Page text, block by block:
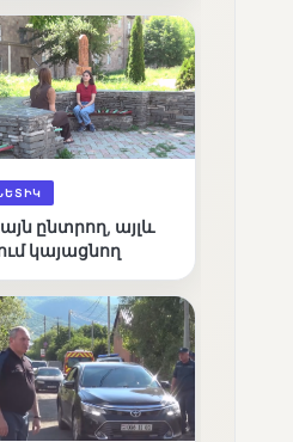
ընտրող, այլև
կայացնող